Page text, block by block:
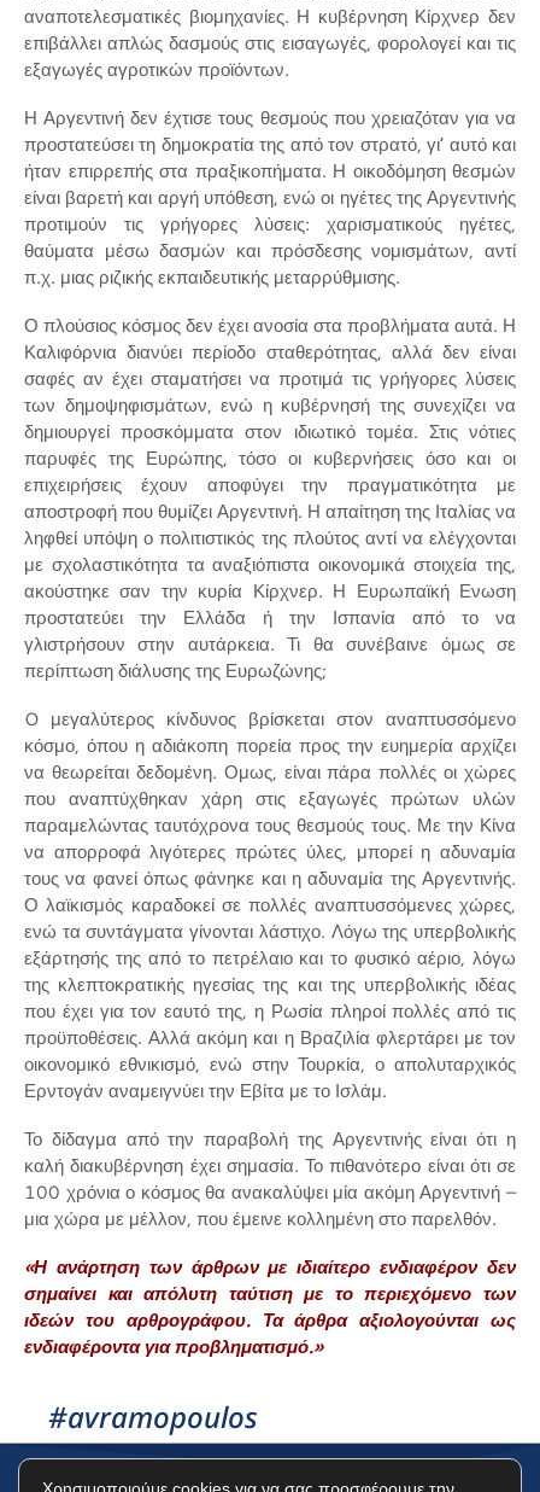
αναποτελεσματικές βιομηχανίες. Η κυβέρνηση Κίρχνερ δεν
επιβάλλει απλώς δασμούς στις εισαγωγές, φορολογεί και τις
εξαγωγές αγροτικών προϊόντων.
Η Αργεντινή δεν έχτισε τους θεσμούς που χρειαζόταν για να
προστατεύσει τη δημοκρατία της από τον στρατό, γι’ αυτό και
ήταν επιρρεπής στα πραξικοπήματα. Η οικοδόμηση θεσμών
είναι βαρετή και αργή υπόθεση, ενώ οι ηγέτες της Αργεντινής
προτιμούν τις γρήγορες λύσεις: χαρισματικούς ηγέτες,
θαύματα μέσω δασμών και πρόσδεσης νομισμάτων, αντί
π.χ. μιας ριζικής εκπαιδευτικής μεταρρύθμισης.
Ο πλούσιος κόσμος δεν έχει ανοσία στα προβλήματα αυτά. Η
Καλιφόρνια διανύει περίοδο σταθερότητας, αλλά δεν είναι
σαφές αν έχει σταματήσει να προτιμά τις γρήγορες λύσεις
των δημοψηφισμάτων, ενώ η κυβέρνησή της συνεχίζει να
δημιουργεί προσκόμματα στον ιδιωτικό τομέα. Στις νότιες
παρυφές της Ευρώπης, τόσο οι κυβερνήσεις όσο και οι
επιχειρήσεις έχουν αποφύγει την πραγματικότητα με
αποστροφή που θυμίζει Αργεντινή. Η απαίτηση της Ιταλίας να
ληφθεί υπόψη ο πολιτιστικός της πλούτος αντί να ελέγχονται
με σχολαστικότητα τα αναξιόπιστα οικονομικά στοιχεία της,
ακούστηκε σαν την κυρία Κίρχνερ. Η Ευρωπαϊκή Ενωση
προστατεύει την Ελλάδα ή την Ισπανία από το να
γλιστρήσουν στην αυτάρκεια. Τι θα συνέβαινε όμως σε
περίπτωση διάλυσης της Ευρωζώνης;
O μεγαλύτερος κίνδυνος βρίσκεται στον αναπτυσσόμενο
κόσμο, όπου η αδιάκοπη πορεία προς την ευημερία αρχίζει
να θεωρείται δεδομένη. Ομως, είναι πάρα πολλές οι χώρες
που αναπτύχθηκαν χάρη στις εξαγωγές πρώτων υλών
παραμελώντας ταυτόχρονα τους θεσμούς τους. Με την Κίνα
να απορροφά λιγότερες πρώτες ύλες, μπορεί η αδυναμία
τους να φανεί όπως φάνηκε και η αδυναμία της Αργεντινής.
Ο λαϊκισμός καραδοκεί σε πολλές αναπτυσσόμενες χώρες,
ενώ τα συντάγματα γίνονται λάστιχο. Λόγω της υπερβολικής
εξάρτησής της από το πετρέλαιο και το φυσικό αέριο, λόγω
της κλεπτοκρατικής ηγεσίας της και της υπερβολικής ιδέας
που έχει για τον εαυτό της, η Ρωσία πληροί πολλές από τις
προϋποθέσεις. Αλλά ακόμη και η Βραζιλία φλερτάρει με τον
οικονομικό εθνικισμό, ενώ στην Τουρκία, ο απολυταρχικός
Ερντογάν αναμειγνύει την Εβίτα με το Ισλάμ.
Το δίδαγμα από την παραβολή της Αργεντινής είναι ότι η
καλή διακυβέρνηση έχει σημασία. Το πιθανότερο είναι ότι σε
100 χρόνια ο κόσμος θα ανακαλύψει μία ακόμη Αργεντινή –
μια χώρα με μέλλον, που έμεινε κολλημένη στο παρελθόν.
«Η ανάρτηση των άρθρων με ιδιαίτερο ενδιαφέρον δεν
σημαίνει και απόλυτη ταύτιση με το περιεχόμενο των
ιδεών του αρθρογράφου. Τα άρθρα αξιολογούνται ως
ενδιαφέροντα για προβληματισμό.»
#avramopoulos